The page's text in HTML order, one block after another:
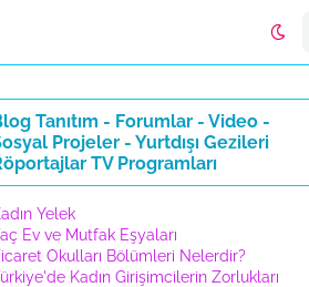
Tanıtım - Forumlar - Video -
Projeler - Yurtdışı Gezileri
TV Programları
Yelek
Ev ve Mutfak Eşyaları
Okulları Bölümleri Nelerdir?
Kadın Girişimcilerin Zorlukları